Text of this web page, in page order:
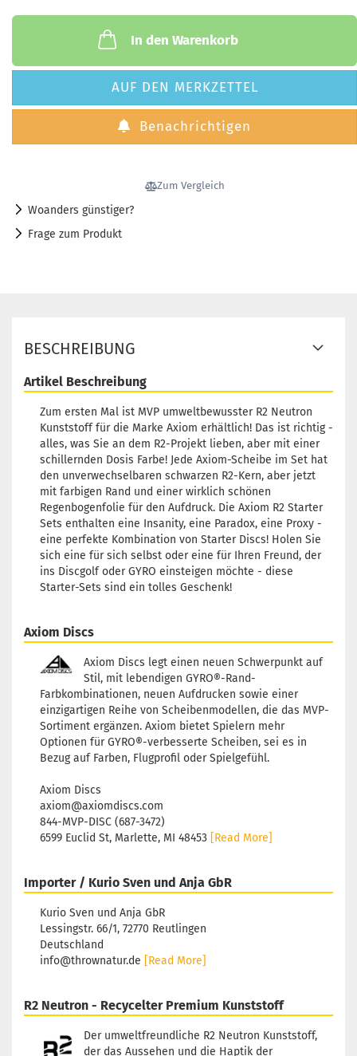
In den Warenkorb
AUF DEN MERKZETTEL
Benachrichtigen
Zum Vergleich
Woanders günstiger?
Frage zum Produkt
BESCHREIBUNG
Artikel Beschreibung
Zum ersten Mal ist MVP umweltbewusster R2 Neutron
Kunststoff für die Marke Axiom erhältlich! Das ist richtig -
alles, was Sie an dem R2-Projekt lieben, aber mit einer
schillernden Dosis Farbe! Jede Axiom-Scheibe im Set hat
den unverwechselbaren schwarzen R2-Kern, aber jetzt
mit farbigen Rand und einer wirklich schönen
Regenbogenfolie für den Aufdruck. Die Axiom R2 Starter
Sets enthalten eine Insanity, eine Paradox, eine Proxy -
eine perfekte Kombination von Starter Discs! Holen Sie
sich eine für sich selbst oder eine für Ihren Freund, der
ins Discgolf oder GYRO einsteigen möchte - diese
Starter-Sets sind ein tolles Geschenk!
Axiom Discs
Axiom Discs legt einen neuen Schwerpunkt auf
Stil, mit lebendigen GYRO®-Rand-
Farbkombinationen, neuen Aufdrucken sowie einer
einzigartigen Reihe von Scheibenmodellen, die das MVP-
Sortiment ergänzen. Axiom bietet Spielern mehr
Optionen für GYRO®-verbesserte Scheiben, sei es in
Bezug auf Farben, Flugprofil oder Spielgefühl.
Axiom Discs
axiom@axiomdiscs.com
844-MVP-DISC (687-3472)
6599 Euclid St, Marlette, MI 48453 [Read More]
Importer / Kurio Sven und Anja GbR
Kurio Sven und Anja GbR
Lessingstr. 66/1, 72770 Reutlingen
Deutschland
info@thrownatur.de [Read More]
R2 Neutron - Recycelter Premium Kunststoff
Der umweltfreundliche R2 Neutron Kunststoff,
der das Aussehen und die Haptik der